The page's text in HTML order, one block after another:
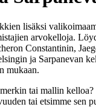
lisäksi
arvokelloja.
Constantinin,
ja Sarpanevan
mukaan.
tai mallin kelloa?
tai etsimme sen